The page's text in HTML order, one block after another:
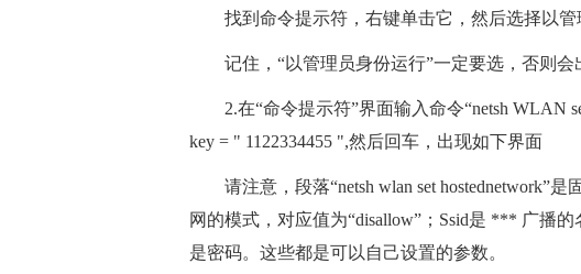
找到命令提示符，右键单击它，然后选择以管
记住，“以管理员身份运行”一定要选，否则会
2.在“命令提示符”界面输入命令“netsh WLAN
key = " 1122334455 ",然后回车，出现如下界面
请注意，段落“netsh wlan set hostednetwork”
网的模式，对应值为“disallow”；Ssid是 *** 广播
是密码。这些都是可以自己设置的参数。